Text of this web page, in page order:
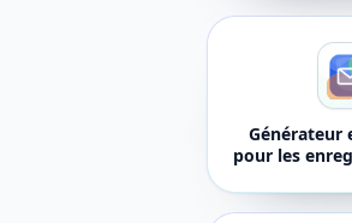
Générateur
pour les
courrier